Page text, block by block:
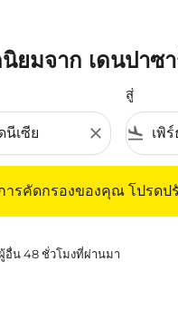
ยมจาก เดนปาซ
close
สู่
flight_land
รคัดกรองของคุณ โปรด
อื่น 48 ชั่วโมงที่ผ่านมา